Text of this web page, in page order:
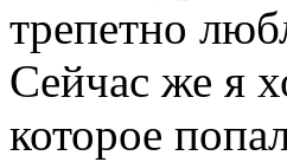
трепетно
Сейчас же я
которое